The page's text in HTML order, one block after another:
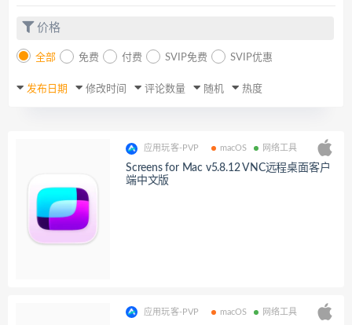
价格
全部 免费 付费 SVIP免费 SVIP优惠
发布日期 修改时间 评论数量 随机 热度
应用玩客-PVP macOS 网络工具
Screens for Mac v5.8.12 VNC远程桌面客户
端中文版
应用玩客-PVP macOS 网络工具